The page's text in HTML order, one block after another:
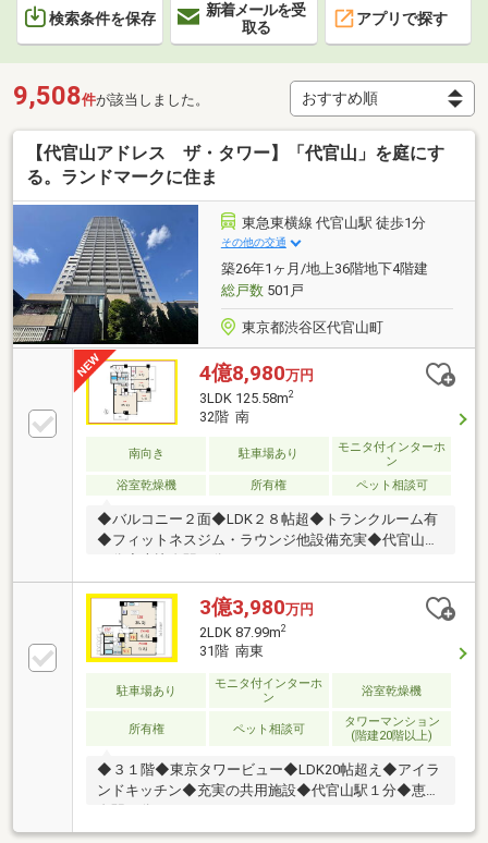
検索条件を保存
新着メールを受
取る
アプリで探す
9,508件が該当しました。
【代官山アドレス ザ・タワー】「代官山」を庭にす
る。ランドマークに住ま
東急東横線 代官山駅 徒歩1分
その他の交通
築26年1ヶ月/地上36階地下4階建
総戸数501戸
東京都渋谷区代官山町
4億8,980万円
3LDK 125.58m2
32階 南
南向き 駐車場あり
モニタ付インターホ
ン
浴室乾燥機
所有権 ペット相談可
◆バルコニー２面◆LDK２８帖超◆トランクルーム有
◆フィットネスジム・ラウンジ他設備充実◆代官山駅
CLASSIC. □□□□■ウォールメイトは【かかりつけの不
動産屋】として 徹底的にまで顧客主義を貫く事をお約
束いたします■都心エリアに特化した情報網を駆使
し、最良の不動産をご提案■住宅ローンシュミレーシ
ョン無料相談会 毎日随時開催中■ウォールメイトオ
リジナルの住宅購入・住替え等について 分かりやすく
解説したガイドブックをご希望者様に【無料プレゼン
ト】～弊社ホームページ～https://wallmate.co.jp/～
3億3,980万円
2LDK 87.99m2
31階 南東
駐車場あり
モニタ付インターホ
ン
浴室乾燥機
所有権 ペット相談可
タワーマンション
(階建20階以上)
◆３１階◆東京タワービュー◆LDK20帖超え◆アイラ
ンドキッチン◆充実の共用施設◆代官山駅１分◆恵比
ウォールメイトは【かかりつけの不動産屋】として 徹